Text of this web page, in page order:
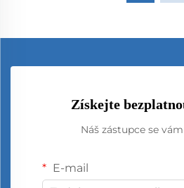
Získejte
Náš zástupce se
E-mail